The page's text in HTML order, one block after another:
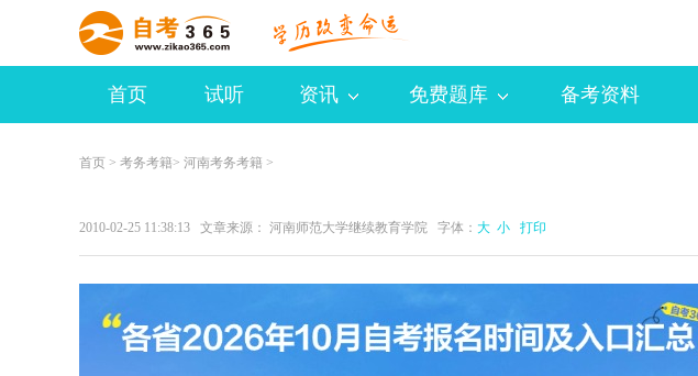
首页 试听 资讯 免费题库 备考资料
首页 > 考务考籍> 河南考务考籍 >
2010-02-25 11:38:13 文章来源： 河南师范大学继续教育学院 字体： 大 小 打印